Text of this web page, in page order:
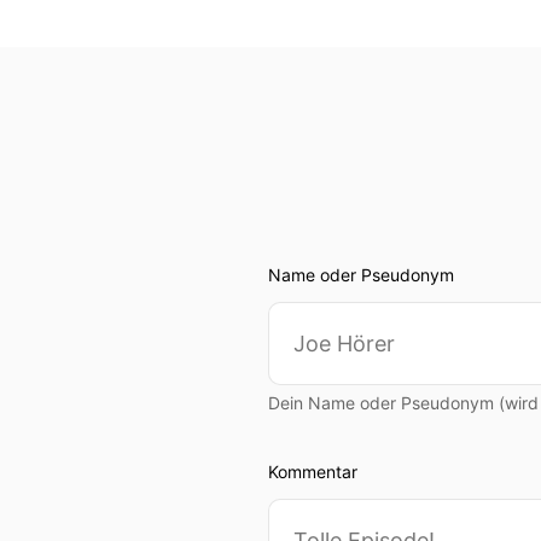
Name oder Pseudonym
Dein Name oder Pseudonym
Kommentar